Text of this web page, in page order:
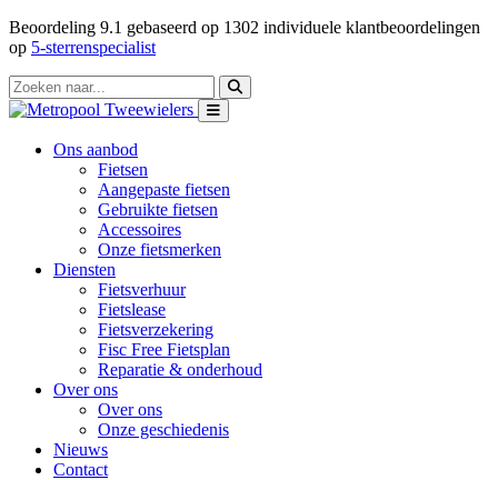
Beoordeling 9.1 gebaseerd op 1302 individuele klantbeoordelingen
op 5-sterrenspecialist
Ons aanbod
Fietsen
Aangepaste fietsen
Gebruikte fietsen
Accessoires
Onze fietsmerken
Diensten
Fietsverhuur
Fietslease
Fietsverzekering
Fisc Free Fietsplan
Reparatie & onderhoud
Over ons
Over ons
Onze geschiedenis
Nieuws
Contact